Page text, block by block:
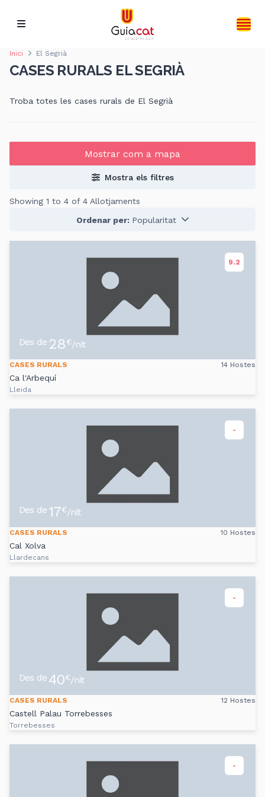
Inici El Segrià
CASES RURALS EL SEGRIÀ
Troba totes les cases rurals de El Segrià
Mostrar com a mapa
Mostra els filtres
Showing 1 to 4 of 4 Allotjaments
Ordenar per: Popularitat
9.2
Des de 28€/nit
CASES RURALS 14 Hostes
Ca l'Arbequí
Lleida
-
Des de 17€/nit
CASES RURALS 10 Hostes
Cal Xolva
Llardecans
-
Des de 40€/nit
CASES RURALS 12 Hostes
Castell Palau Torrebesses
Torrebesses
-